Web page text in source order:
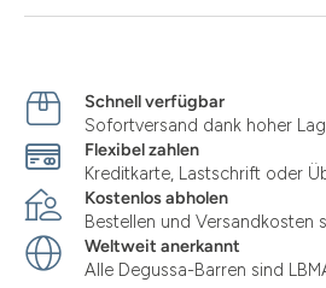
Schnell verfügbar
Sofortversand dank hoher
Flexibel zahlen
Kreditkarte, Lastschrift oder
Kostenlos abholen
Bestellen und Versandkosten
Weltweit anerkannt
Alle Degussa-Barren sind